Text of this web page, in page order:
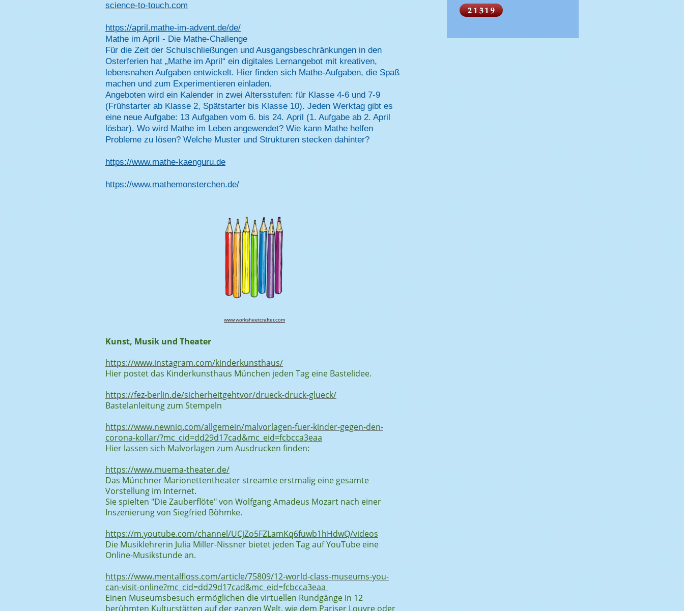
science-to-touch.com
https://april.mathe-im-advent.de/de/
Mathe im April - Die Mathe-Challenge
Für die Zeit der Schulschließungen und Ausgangsbeschränkungen in den
Osterferien hat „Mathe im April“ ein digitales Lernangebot mit kreativen,
lebensnahen Aufgaben entwickelt. Hier finden sich Mathe-Aufgaben, die Spaß
machen und zum Experimentieren einladen.
Angeboten wird ein Kalender in zwei Altersstufen: für Klasse 4-6 und 7-9
(Frühstarter ab Klasse 2, Spätstarter bis Klasse 10). Jeden Werktag gibt es
eine neue Aufgabe: 13 Aufgaben vom 6. bis 24. April (1. Aufgabe ab 2. April
lösbar). Wo wird Mathe im Leben angewendet? Wie kann Mathe helfen
Probleme zu lösen? Welche Muster und Strukturen stecken dahinter?
https://www.mathe-kaenguru.de
https://www.mathemonsterchen.de/
www.worksheetcrafter.com
Kunst, Musik und Theater​
https://www.instagram.com/kinderkunsthaus/
Hier postet das Kinderkunsthaus München jeden Tag eine Bastelidee.
https://fez-berlin.de/sicherheitgehtvor/drueck-druck-glueck/
Bastelanleitung zum Stempeln
https://www.newniq.com/allgemein/malvorlagen-fuer-kinder-gegen-den-
corona-kollar/?mc_cid=dd29d17cad&mc_eid=fcbcca3eaa
Hier lassen sich Malvorlagen zum Ausdrucken finden:
https://www.muema-theater.de/
Das Münchner Marionettentheater streamte erstmalig eine gesamte
Vorstellung im Internet.
Sie spielten "Die Zauberflöte" von Wolfgang Amadeus Mozart nach einer
Inszenierung von Siegfried Böhmke.
https://m.youtube.com/channel/UCjZo5FZLamKq6fuwb1hHdwQ/videos
Die Musiklehrerin Julia Miller-Nissner bietet jeden Tag auf YouTube eine
Online-Musikstunde an.
https://www.mentalfloss.com/article/75809/12-world-class-museums-you-
can-visit-online?mc_cid=dd29d17cad&mc_eid=fcbcca3eaa
Einen Museumsbesuch ermöglichen die virtuellen Rundgänge in 12
berühmten Kulturstätten auf der ganzen Welt, wie dem Pariser Louvre oder